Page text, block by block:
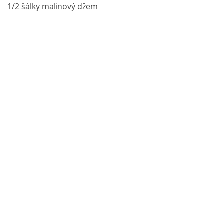
1/2 šálky malinový džem